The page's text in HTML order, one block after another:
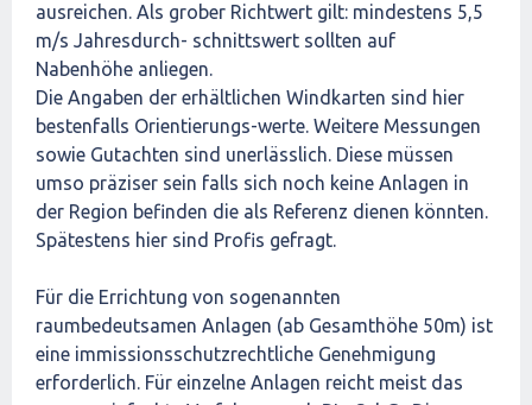
ausreichen. Als grober Richtwert gilt: mindestens 5,5
m/s Jahresdurch- schnittswert sollten auf
Nabenhöhe anliegen.
Die Angaben der erhältlichen Windkarten sind hier
bestenfalls Orientierungs-werte. Weitere Messungen
sowie Gutachten sind unerlässlich. Diese müssen
umso präziser sein falls sich noch keine Anlagen in
der Region befinden die als Referenz dienen könnten.
Spätestens hier sind Profis gefragt.
Für die Errichtung von sogenannten
raumbedeutsamen Anlagen (ab Gesamthöhe 50m) ist
eine immissionsschutzrechtliche Genehmigung
erforderlich. Für einzelne Anlagen reicht meist das